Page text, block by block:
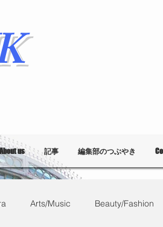
us 記事 編集部のつぶやき
Arts/Music Beauty/Fashion